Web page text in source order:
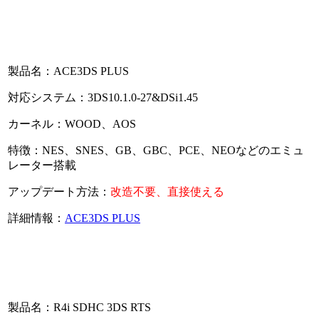
製品名：ACE3DS PLUS
対応システム：3DS10.1.0-27&DSi1.45
カーネル：WOOD、AOS
特徴：NES、SNES、GB、GBC、PCE、NEOなどのエミュ
レーター搭載
アップデート方法： 改造不要、直接使える
詳細情報： ACE3DS PLUS
製品名：R4i SDHC 3DS RTS